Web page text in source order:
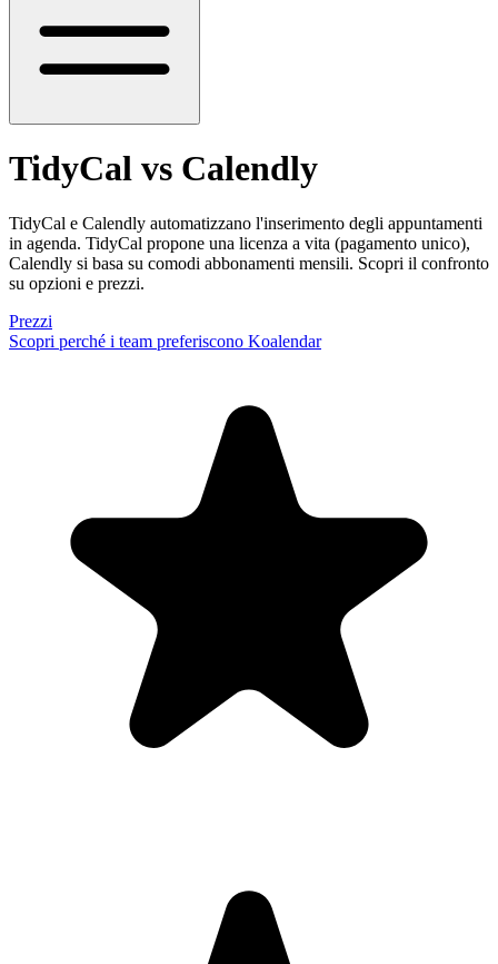
TidyCal vs Calendly
TidyCal e Calendly automatizzano l'inserimento degli appuntamenti
in agenda. TidyCal propone una licenza a vita (pagamento unico),
Calendly si basa su comodi abbonamenti mensili. Scopri il confronto
su opzioni e prezzi.
Prezzi
Scopri perché i team preferiscono Koalendar